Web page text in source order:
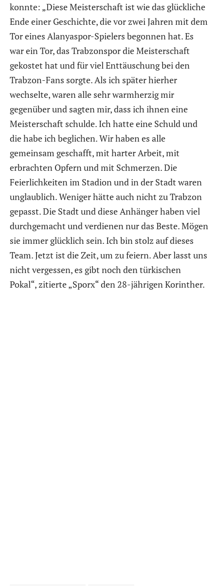
konnte: „Diese Meisterschaft ist wie das glückliche
Ende einer Geschichte, die vor zwei Jahren mit dem
Tor eines Alanyaspor-Spielers begonnen hat. Es
war ein Tor, das Trabzonspor die Meisterschaft
gekostet hat und für viel Enttäuschung bei den
Trabzon-Fans sorgte. Als ich später hierher
wechselte, waren alle sehr warmherzig mir
gegenüber und sagten mir, dass ich ihnen eine
Meisterschaft schulde. Ich hatte eine Schuld und
die habe ich beglichen. Wir haben es alle
gemeinsam geschafft, mit harter Arbeit, mit
erbrachten Opfern und mit Schmerzen. Die
Feierlichkeiten im Stadion und in der Stadt waren
unglaublich. Weniger hätte auch nicht zu Trabzon
gepasst. Die Stadt und diese Anhänger haben viel
durchgemacht und verdienen nur das Beste. Mögen
sie immer glücklich sein. Ich bin stolz auf dieses
Team. Jetzt ist die Zeit, um zu feiern. Aber lasst uns
nicht vergessen, es gibt noch den türkischen
Pokal“, zitierte „Sporx“ den 28-jährigen Korinther.